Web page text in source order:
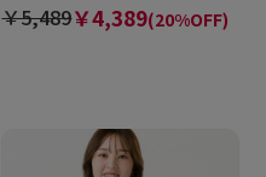
￥5,489￥4,389(20%OFF)